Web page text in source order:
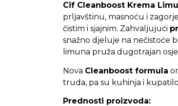
Cif Cleanboost Krema
prljavštinu, masnoću i
čistim i sjajnim. Zahvaljujući
snažno djeluje na nečistoće
limuna pruža dugotrajan
Nova Cleanboost formula
truda, pa su kuhinja i
Prednosti proizvoda: